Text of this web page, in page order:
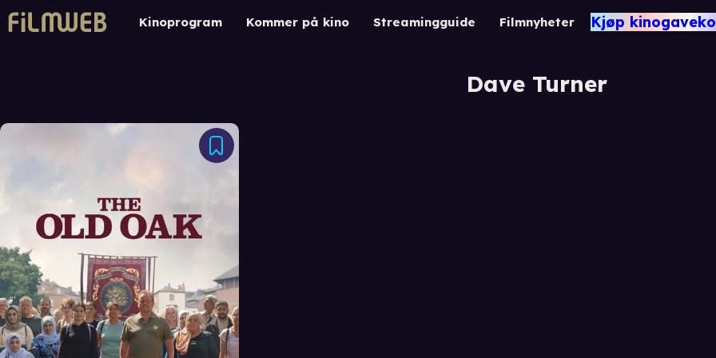
Kinoprogram Kommer på kino Streamingguide Filmnyheter Kjøp
Dave Turner